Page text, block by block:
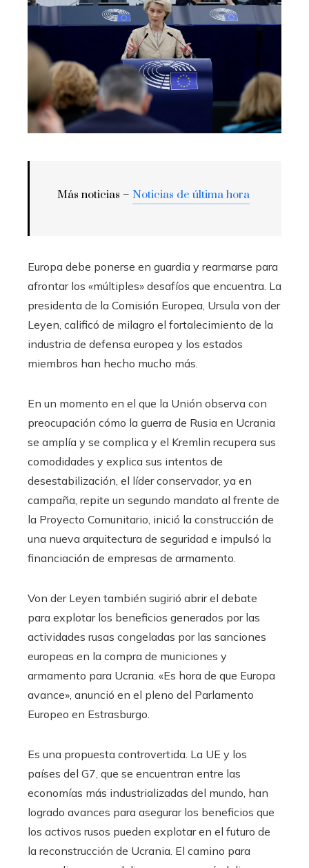
Más noticias – Noticias de última hora
Europa debe ponerse en guardia y rearmarse para
afrontar los «múltiples» desafíos que encuentra. La
presidenta de la Comisión Europea, Ursula von der
Leyen, calificó de milagro el fortalecimiento de la
industria de defensa europea y los estados
miembros han hecho mucho más.
En un momento en el que la Unión observa con
preocupación cómo la guerra de Rusia en Ucrania
se amplía y se complica y el Kremlin recupera sus
comodidades y explica sus intentos de
desestabilización, el líder conservador, ya en
campaña, repite un segundo mandato al frente de
la Proyecto Comunitario, inició la construcción de
una nueva arquitectura de seguridad e impulsó la
financiación de empresas de armamento.
Von der Leyen también sugirió abrir el debate
para explotar los beneficios generados por las
actividades rusas congeladas por las sanciones
europeas en la compra de municiones y
armamento para Ucrania. «Es hora de que Europa
avance», anunció en el pleno del Parlamento
Europeo en Estrasburgo.
Es una propuesta controvertida. La UE y los
países del G7, que se encuentran entre las
economías más industrializadas del mundo, han
logrado avances para asegurar los beneficios que
los activos rusos pueden explotar en el futuro de
la reconstrucción de Ucrania. El camino para